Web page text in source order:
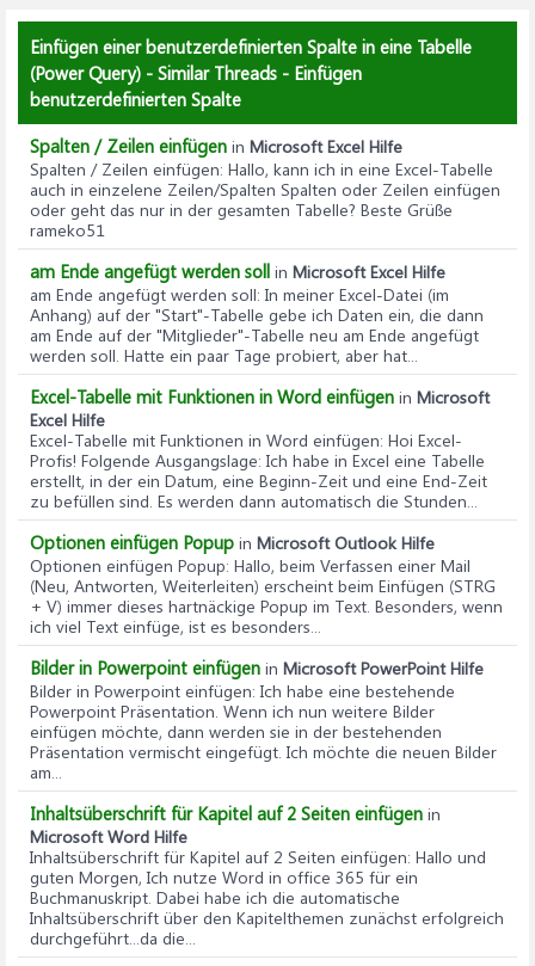
Einfügen einer benutzerdefinierten Spalte in eine Tabelle
(Power Query) - Similar Threads - Einfügen
benutzerdefinierten Spalte
Spalten / Zeilen einfügen in Microsoft Excel Hilfe
Spalten / Zeilen einfügen: Hallo, kann ich in eine Excel-Tabelle
auch in einzelene Zeilen/Spalten Spalten oder Zeilen einfügen
oder geht das nur in der gesamten Tabelle? Beste Grüße
rameko51
am Ende angefügt werden soll in Microsoft Excel Hilfe
am Ende angefügt werden soll: In meiner Excel-Datei (im
Anhang) auf der "Start"-Tabelle gebe ich Daten ein, die dann
am Ende auf der "Mitglieder"-Tabelle neu am Ende angefügt
werden soll. Hatte ein paar Tage probiert, aber hat...
Excel-Tabelle mit Funktionen in Word einfügen in Microsoft
Excel Hilfe
Excel-Tabelle mit Funktionen in Word einfügen: Hoi Excel-
Profis! Folgende Ausgangslage: Ich habe in Excel eine Tabelle
erstellt, in der ein Datum, eine Beginn-Zeit und eine End-Zeit
zu befüllen sind. Es werden dann automatisch die Stunden...
Optionen einfügen Popup in Microsoft Outlook Hilfe
Optionen einfügen Popup: Hallo, beim Verfassen einer Mail
(Neu, Antworten, Weiterleiten) erscheint beim Einfügen (STRG
+ V) immer dieses hartnäckige Popup im Text. Besonders, wenn
ich viel Text einfüge, ist es besonders...
Bilder in Powerpoint einfügen in Microsoft PowerPoint Hilfe
Bilder in Powerpoint einfügen: Ich habe eine bestehende
Powerpoint Präsentation. Wenn ich nun weitere Bilder
einfügen möchte, dann werden sie in der bestehenden
Präsentation vermischt eingefügt. Ich möchte die neuen Bilder
am...
Inhaltsüberschrift für Kapitel auf 2 Seiten einfügen in
Microsoft Word Hilfe
Inhaltsüberschrift für Kapitel auf 2 Seiten einfügen: Hallo und
guten Morgen, Ich nutze Word in office 365 für ein
Buchmanuskript. Dabei habe ich die automatische
Inhaltsüberschrift über den Kapitelthemen zunächst erfolgreich
durchgeführt...da die...